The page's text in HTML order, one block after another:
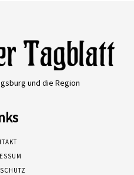
und die Region